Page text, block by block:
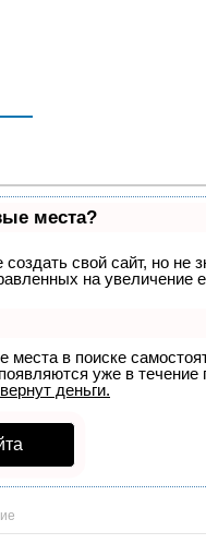
места?
свой сайт, но не
на увеличение
места в поиске
уже в
вернут деньги.